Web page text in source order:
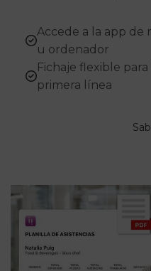
Accede a la app de
u ordenador
Fichaje flexible
primera línea